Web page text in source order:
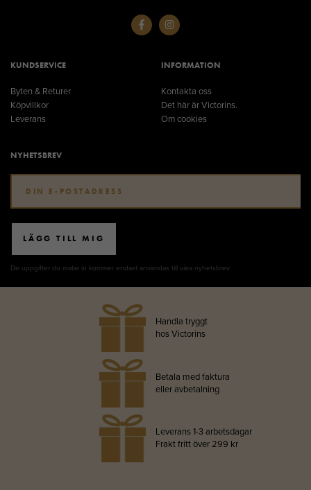
KUNDSERVICE
Byten & Returer
Köpvillkor
Leverans
INFORMATION
Kontakta oss
Det här är Victorins.
Om cookies
NYHETSBREV
LÄGG TILL MIG
De uppgifter du matar in kommer endast användas till våra nyhetsbrev.
Handla tryggt
hos Victorins
Betala med faktura
eller avbetalning
Leverans 1-3 arbetsdagar
Frakt fritt över 299 kr